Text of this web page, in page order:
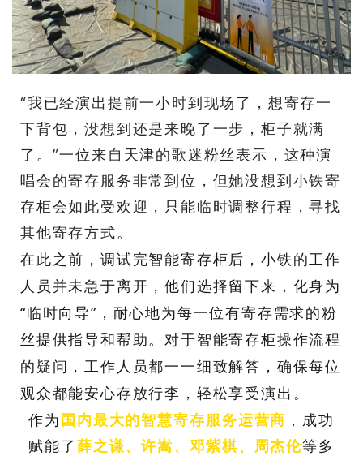
“我已经演出提前一小时到现场了，想寄存一
下背包，没想到还是来晚了一步，柜子就满
了。”一位来自天津的歌迷粉丝表示，这种演
唱会的寄存服务非常到位，但她没想到小铁寄
存柜会如此受欢迎，只能临时调整行程，寻找
其他寄存方式。
在此之前，调试完智能寄存柜后，小铁的工作
人员并未急于离开，他们选择留下来，化身为
“临时向导”，耐心地为每一位有寄存需求的粉
丝提供指导和帮助。对于智能寄存柜操作流程
的疑问，工作人员都一一细致解答，确保每位
观众都能安心存放行李，轻松享受演出。
作为国内最大的智慧寄存服务运营商 ，成功
赋能了薛之谦、许嵩、邓紫棋、周杰伦等多